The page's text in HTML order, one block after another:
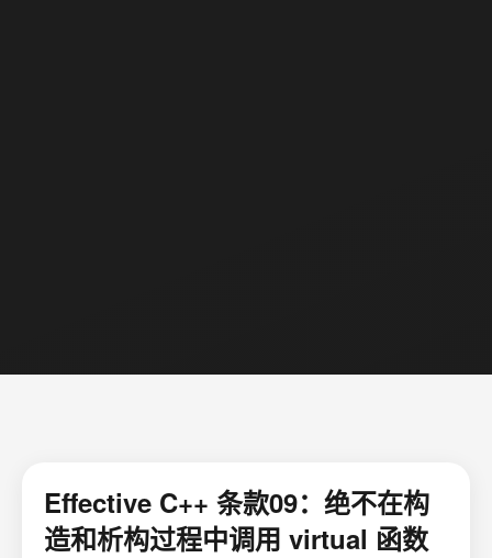
Effective C++ 条款09：绝不在构
造和析构过程中调用 virtual 函数